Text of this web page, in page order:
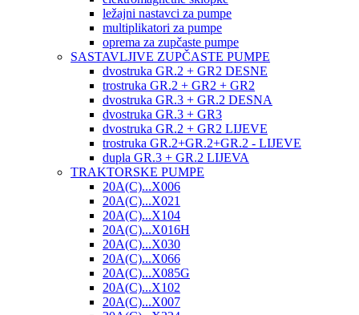
ležajni nastavci za pumpe
multiplikatori za pumpe
oprema za zupčaste pumpe
SASTAVLJIVE ZUPČASTE PUMPE
dvostruka GR.2 + GR2 DESNE
trostruka GR.2 + GR2 + GR2
dvostruka GR.3 + GR.2 DESNA
dvostruka GR.3 + GR3
dvostruka GR.2 + GR2 LIJEVE
trostruka GR.2+GR.2+GR.2 - LIJEVE
dupla GR.3 + GR.2 LIJEVA
TRAKTORSKE PUMPE
20A(C)...X006
20A(C)...X021
20A(C)...X104
20A(C)...X016H
20A(C)...X030
20A(C)...X066
20A(C)...X085G
20A(C)...X102
20A(C)...X007